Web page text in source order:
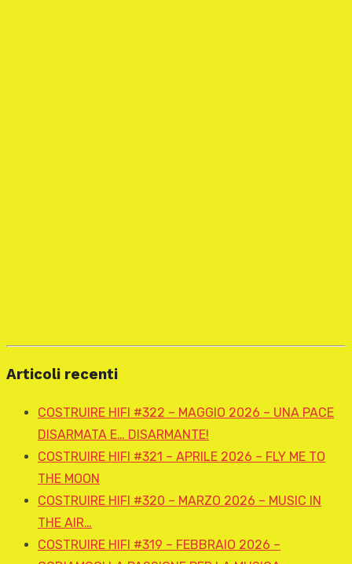
Articoli recenti
COSTRUIRE HIFI #322 – MAGGIO 2026 – UNA PACE
DISARMATA E… DISARMANTE!
COSTRUIRE HIFI #321 – APRILE 2026 – FLY ME TO
THE MOON
COSTRUIRE HIFI #320 – MARZO 2026 – MUSIC IN
THE AIR…
COSTRUIRE HIFI #319 – FEBBRAIO 2026 –